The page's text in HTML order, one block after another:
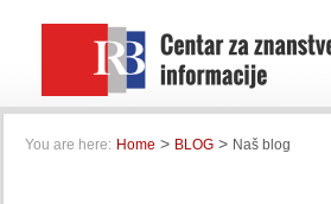
You are here: Home > BLOG > Naš blog